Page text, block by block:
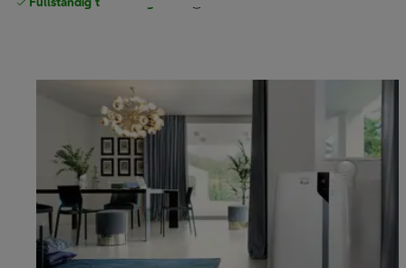
Fullständig tillverkargaranti